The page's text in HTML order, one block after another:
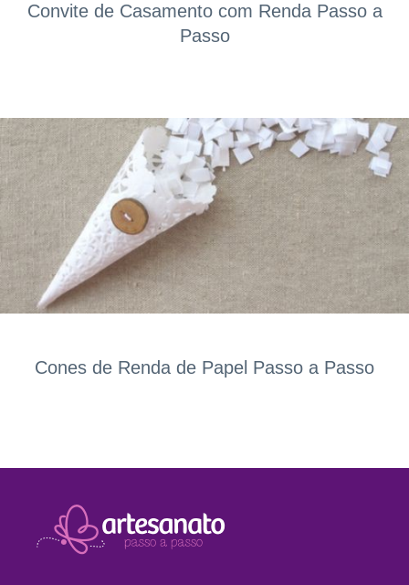
Convite de Casamento com Renda Passo a
Passo
Cones de Renda de Papel Passo a Passo